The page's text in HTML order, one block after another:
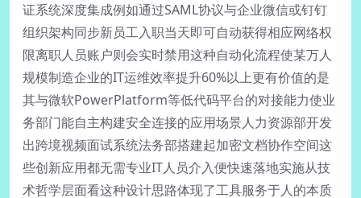
证系统深度集成例如通过SAML协议与企业微信或钉钉
组织架构同步新员工入职当天即可自动获得相应网络权
限离职人员账户则会实时禁用这种自动化流程使某万人
规模制造企业的IT运维效率提升60%以上更有价值的是
其与微软PowerPlatform等低代码平台的对接能力使业
务部门能自主构建安全连接的应用场景人力资源部开发
出跨境视频面试系统法务部搭建起加密文档协作空间这
些创新应用都无需专业IT人员介入便快速落地实施从技
术哲学层面看这种设计思路体现了工具服务于人的本质